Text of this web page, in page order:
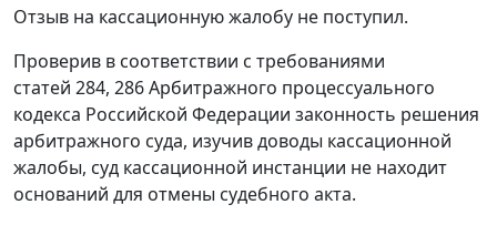
Отзыв на кассационную жалобу не поступил.
Проверив в соответствии с требованиями
статей 284, 286Арбитражного процессуального
кодекса Российской Федерации законность решения
арбитражного суда, изучив доводы кассационной
жалобы, суд кассационной инстанции не находит
оснований для отмены судебного акта.